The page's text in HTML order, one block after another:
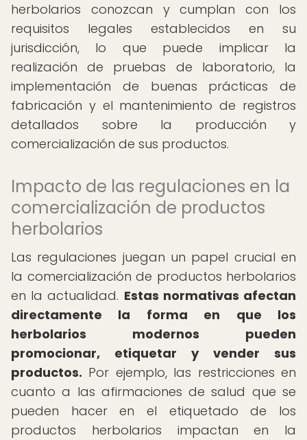
herbolarios conozcan y cumplan con los
requisitos legales establecidos en su
jurisdicción, lo que puede implicar la
realización de pruebas de laboratorio, la
implementación de buenas prácticas de
fabricación y el mantenimiento de registros
detallados sobre la producción y
comercialización de sus productos.
Impacto de las regulaciones en la
comercialización de productos
herbolarios
Las regulaciones juegan un papel crucial en
la comercialización de productos herbolarios
en la actualidad. Estas normativas afectan
directamente la forma en que los
herbolarios modernos pueden
promocionar, etiquetar y vender sus
productos. Por ejemplo, las restricciones en
cuanto a las afirmaciones de salud que se
pueden hacer en el etiquetado de los
productos herbolarios impactan en la